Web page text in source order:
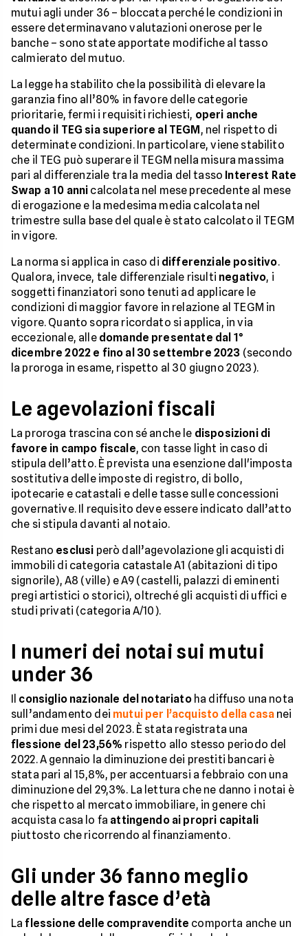
mutui agli under 36 – bloccata perché le condizioni in
essere determinavano valutazioni onerose per le
banche – sono state apportate modifiche al tasso
calmierato del mutuo.
La legge ha stabilito che la possibilità di elevare la
garanzia fino all’80% in favore delle categorie
prioritarie, fermi i requisiti richiesti, operi anche
quando il TEG sia superiore al TEGM , nel rispetto di
determinate condizioni. In particolare, viene stabilito
che il TEG può superare il TEGM nella misura massima
pari al differenziale tra la media del tasso Interest Rate
Swap a 10 anni calcolata nel mese precedente al mese
di erogazione e la medesima media calcolata nel
trimestre sulla base del quale è stato calcolato il TEGM
in vigore.
La norma si applica in caso di differenziale positivo.
Qualora, invece, tale differenziale risulti negativo, i
soggetti finanziatori sono tenuti ad applicare le
condizioni di maggior favore in relazione al TEGM in
vigore. Quanto sopra ricordato si applica, in via
eccezionale, alle domande presentate dal 1°
dicembre 2022 e fino al 30 settembre 2023 (secondo
la proroga in esame, rispetto al 30 giugno 2023).
Le agevolazioni fiscali
La proroga trascina con sé anche le disposizioni di
favore in campo fiscale, con tasse light in caso di
stipula dell’atto. È prevista una esenzione dall'imposta
sostitutiva delle imposte di registro, di bollo,
ipotecarie e catastali e delle tasse sulle concessioni
governative. Il requisito deve essere indicato dall’atto
che si stipula davanti al notaio.
Restano esclusi però dall’agevolazione gli acquisti di
immobili di categoria catastale A1 (abitazioni di tipo
signorile), A8 (ville) e A9 (castelli, palazzi di eminenti
pregi artistici o storici), oltreché gli acquisti di uffici e
studi privati (categoria A/10).
I numeri dei notai sui mutui
under 36
consiglio nazionale del notariatoha diffuso una nota
sull’andamento dei mutui per l’acquisto della casa nei
primi due mesi del 2023. È stata registrata una
flessione del 23,56% rispetto allo stesso periodo del
2022. A gennaio la diminuzione dei prestiti bancari è
stata pari al 15,8%, per accentuarsi a febbraio con una
diminuzione del 29,3%. La lettura che ne danno i notai è
che rispetto al mercato immobiliare, in genere chi
acquista casa lo fa attingendo ai propri capitali
piuttosto che ricorrendo al finanziamento.
Gli under 36 fanno meglio
delle altre fasce d’età
Laflessione delle compravendite comporta anche un